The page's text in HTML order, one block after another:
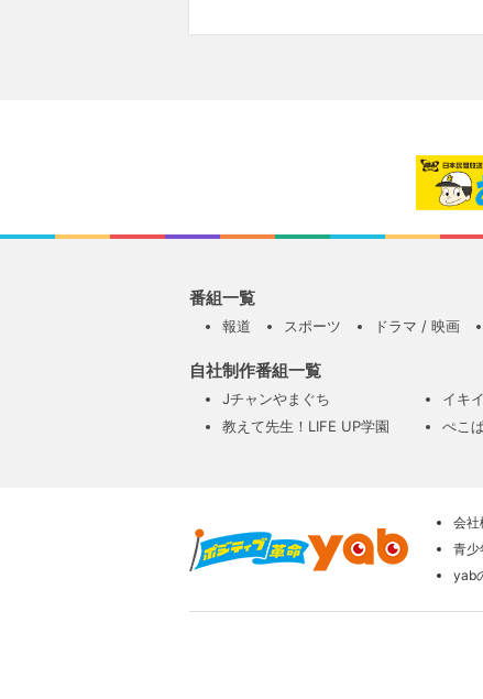
番組一覧
報道 スポーツ ドラマ / 映画
自社制作番組一覧
Jチャンやまぐち イキ
教えて先生！LIFE UP学園
ぺこ
会社
青少
yab